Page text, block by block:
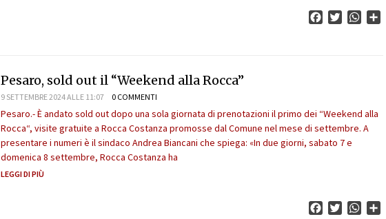
FacebookTwitter
Pesaro, sold out il “Weekend alla Rocca”
9 SETTEMBRE 2024 ALLE 11:07 0 COMMENTI
Pesaro.- È andato sold out dopo una sola giornata di prenotazioni il primo dei “Weekend alla
Rocca“, visite gratuite a Rocca Costanza promosse dal Comune nel mese di settembre. A
presentare i numeri è il sindaco Andrea Biancani che spiega: «In due giorni, sabato 7 e
domenica 8 settembre, Rocca Costanza ha
LEGGI DI PIÙ
FacebookTwitter